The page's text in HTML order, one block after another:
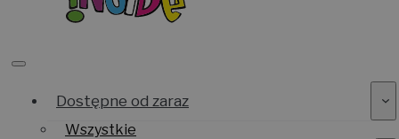
Dostępne od zaraz
Wszystkie